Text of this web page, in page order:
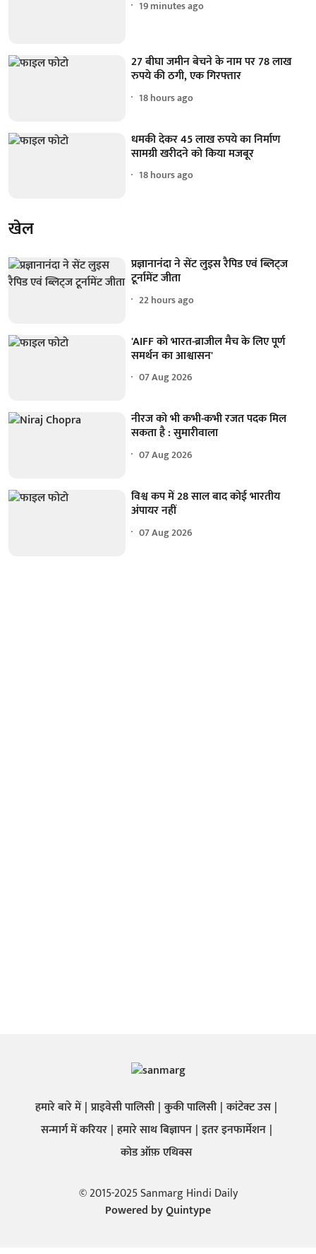
19 minutes ago
27 बीघा जमीन बेचने के नाम पर 78 लाख
रुपये की ठगी, एक गिरफ्तार
18 hours ago
धमकी देकर 45 लाख रुपये का निर्माण
सामग्री खरीदने को किया मजबूर
18 hours ago
खेल
प्रज्ञानानंदा ने सेंट लुइस रैपिड एवं ब्लिट्ज
टूर्नामेंट जीता
22 hours ago
'AIFF को भारत-ब्राजील मैच के लिए पूर्ण
समर्थन का आश्वासन'
07 Aug 2026
नीरज को भी कभी-कभी रजत पदक मिल
सकता है : सुमारीवाला
07 Aug 2026
विश्व कप में 28 साल बाद कोई भारतीय
अंपायर नहीं
07 Aug 2026
हमारे बारे में प्राइवेसी पालिसी कुकी पालिसी कांटेक्ट उस
सन्मार्ग में करियर हमारे साथ बिज्ञापन इतर इनफार्मेशन
कोड ऑफ़ एथिक्स
© 2015-2025 Sanmarg Hindi Daily
Powered byQuintype